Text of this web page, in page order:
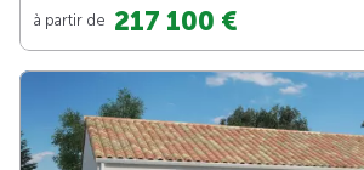
à partir de 217 100 €